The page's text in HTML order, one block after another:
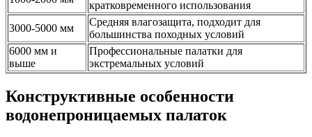
кратковременного использования
3000-5000 мм
Средняя влагозащита, подходит для
большинства походных условий
6000 мм и
выше
Профессиональные палатки для
экстремальных условий
Конструктивные особенности
водонепроницаемых палаток